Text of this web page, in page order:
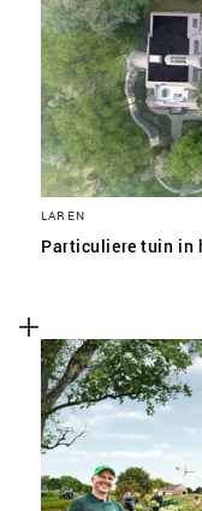
LAREN
Particuliere tuin in
SLA